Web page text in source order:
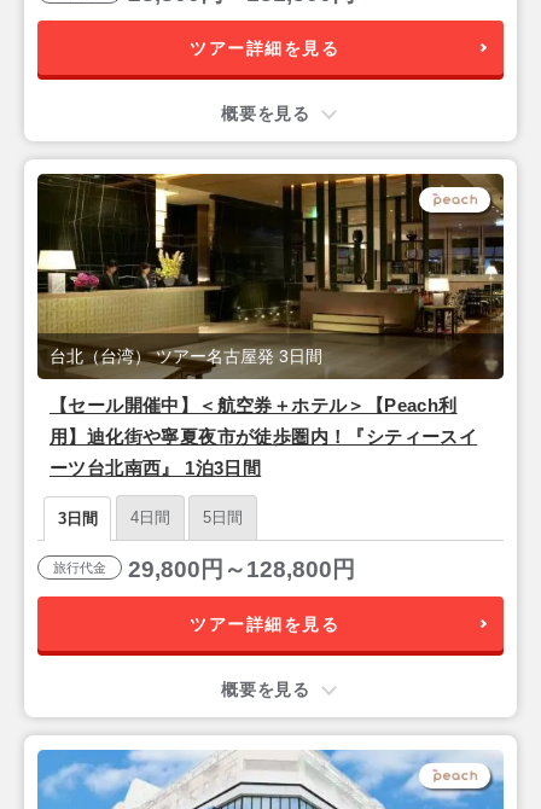
ツアー詳細を見る
概要を見る
【セール開催中】＜航空券＋ホテル＞【Peach利
用】迪化街や寧夏夜市が徒歩圏内！『シティースイ
ーツ台北南西』 1泊3日間
台北（台湾） ツアー名古屋発 3日間
3日間 4日間 5日間
旅行代金 29,800円～128,800円
ツアー詳細を見る
概要を見る